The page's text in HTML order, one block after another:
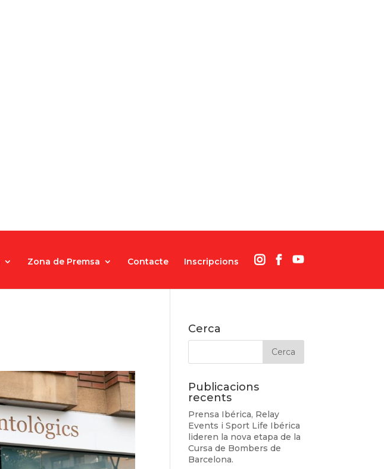
Zona de Premsa Contacte Inscripcions
Cerca
Publicacions
recents
Prensa Ibérica, Relay
Events i Sport Life Ibérica
lideren la nova etapa de la
Cursa de Bombers de
Barcelona.